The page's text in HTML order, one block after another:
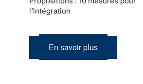
l'intégration
En savoir plus